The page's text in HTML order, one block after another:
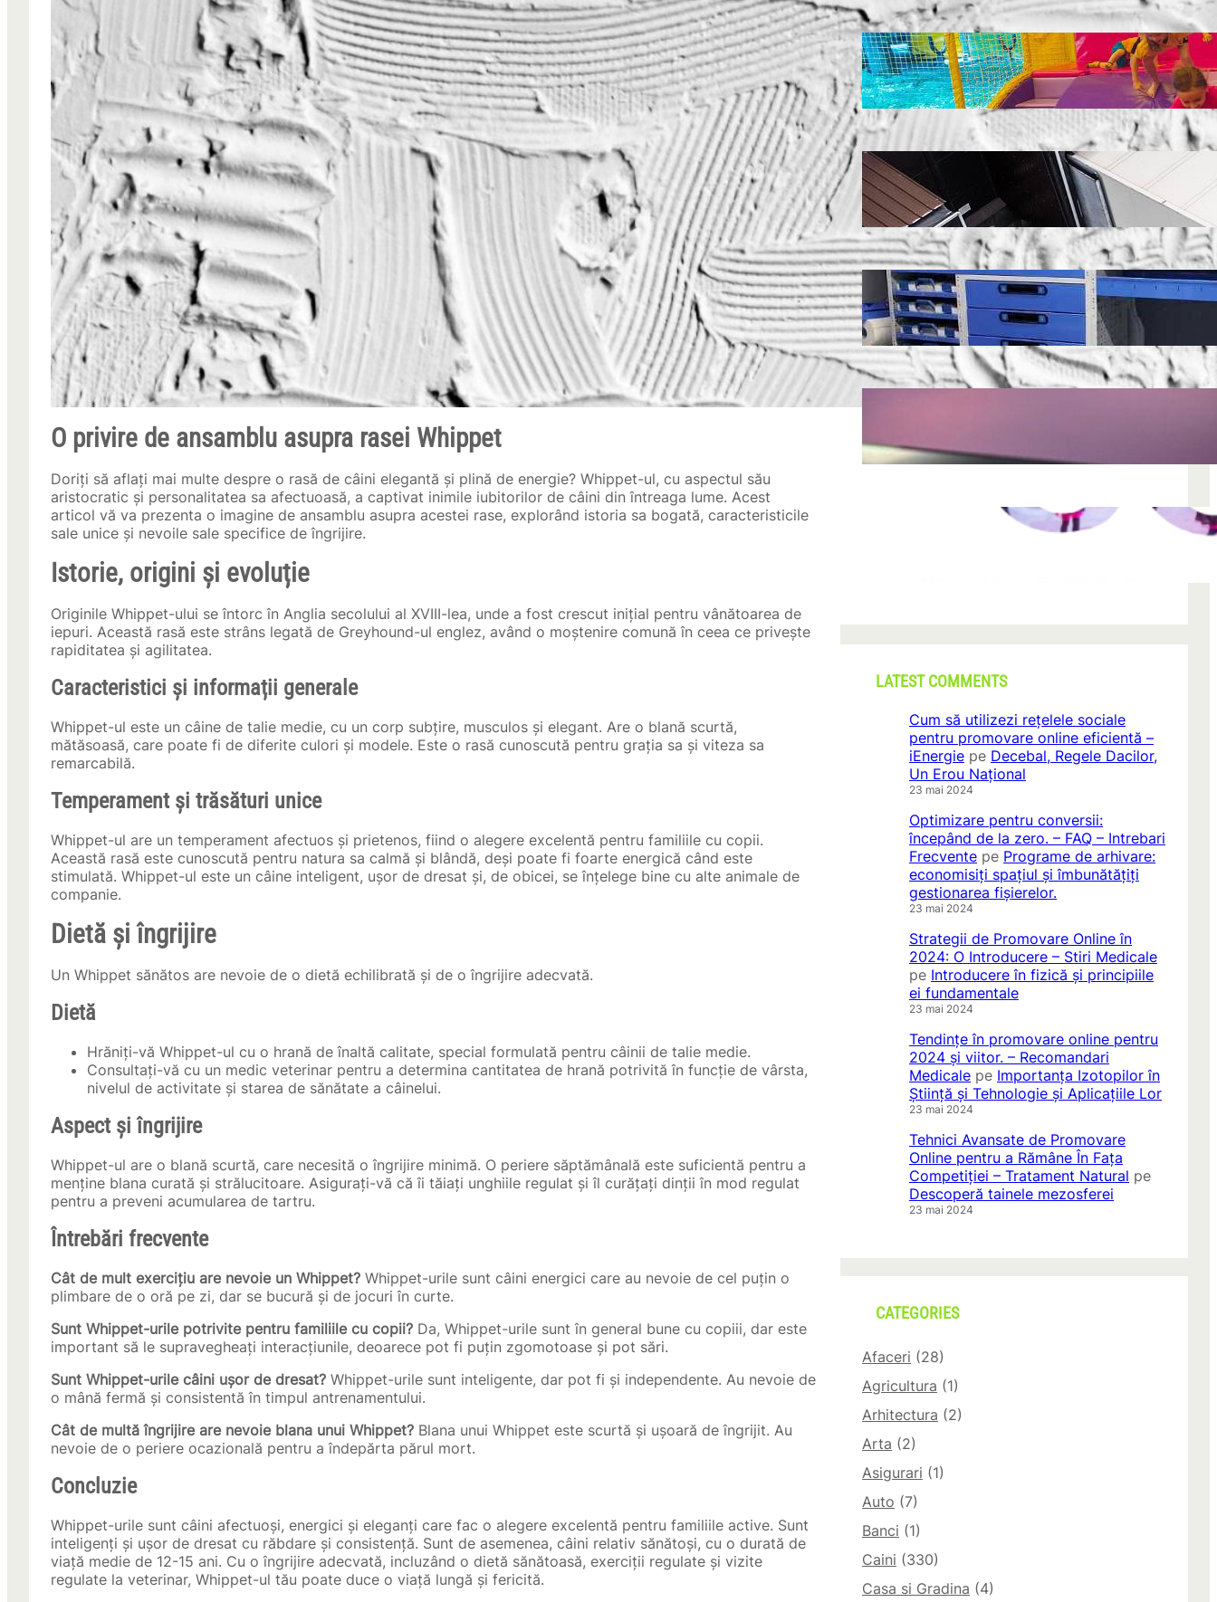
O privire de ansamblu asupra rasei Whippet
Doriți să aflați mai multe despre o rasă de câini elegantă și plină de energie? Whippet-ul, cu aspectul său
aristocratic și personalitatea sa afectuoasă, a captivat inimile iubitorilor de câini din întreaga lume. Acest
articol vă va prezenta o imagine de ansamblu asupra acestei rase, explorând istoria sa bogată, caracteristicile
sale unice și nevoile sale specifice de îngrijire.
Istorie, origini și evoluție
Originile Whippet-ului se întorc în Anglia secolului al XVIII-lea, unde a fost crescut inițial pentru vânătoarea de
iepuri. Această rasă este strâns legată de Greyhound-ul englez, având o moștenire comună în ceea ce privește
rapiditatea și agilitatea.
Caracteristici și informații generale
Whippet-ul este un câine de talie medie, cu un corp subțire, musculos și elegant. Are o blană scurtă,
mătăsoasă, care poate fi de diferite culori și modele. Este o rasă cunoscută pentru grația sa și viteza sa
remarcabilă.
Temperament și trăsături unice
Whippet-ul are un temperament afectuos și prietenos, fiind o alegere excelentă pentru familiile cu copii.
Această rasă este cunoscută pentru natura sa calmă și blândă, deși poate fi foarte energică când este
stimulată. Whippet-ul este un câine inteligent, ușor de dresat și, de obicei, se înțelege bine cu alte animale de
companie.
Dietă și îngrijire
Un Whippet sănătos are nevoie de o dietă echilibrată și de o îngrijire adecvată.
Dietă
Hrăniți-vă Whippet-ul cu o hrană de înaltă calitate, special formulată pentru câinii de talie medie.
Consultați-vă cu un medic veterinar pentru a determina cantitatea de hrană potrivită în funcție de vârsta,
nivelul de activitate și starea de sănătate a câinelui.
Aspect și îngrijire
Whippet-ul are o blană scurtă, care necesită o îngrijire minimă. O periere săptămânală este suficientă pentru a
menține blana curată și strălucitoare. Asigurați-vă că îi tăiați unghiile regulat și îl curățați dinții în mod regulat
pentru a preveni acumularea de tartru.
Întrebări frecvente
Cât de mult exercițiu are nevoie un Whippet? Whippet-urile sunt câini energici care au nevoie de cel puțin o
plimbare de o oră pe zi, dar se bucură și de jocuri în curte.
Sunt Whippet-urile potrivite pentru familiile cu copii? Da, Whippet-urile sunt în general bune cu copiii, dar este
important să le supravegheați interacțiunile, deoarece pot fi puțin zgomotoase și pot sări.
Sunt Whippet-urile câini ușor de dresat? Whippet-urile sunt inteligente, dar pot fi și independente. Au nevoie de
o mână fermă și consistentă în timpul antrenamentului.
Cât de multă îngrijire are nevoie blana unui Whippet? Blana unui Whippet este scurtă și ușoară de îngrijit. Au
nevoie de o periere ocazională pentru a îndepărta părul mort.
Concluzie
Whippet-urile sunt câini afectuoși, energici și eleganți care fac o alegere excelentă pentru familiile active. Sunt
inteligenți și ușor de dresat cu răbdare și consistență. Sunt de asemenea, câini relativ sănătoși, cu o durată de
viață medie de 12-15 ani. Cu o îngrijire adecvată, incluzând o dietă sănătoasă, exerciții regulate și vizite
regulate la veterinar, Whippet-ul tău poate duce o viață lungă și fericită.
LATEST POSTS
Soluții pentru părinții care vor să își vadă
copiii explorând în loc să stea pe
telefoane
iul. 25, 2026
Ce soluție de urmărire GPS este
recomandată pentru transport marfă
iul. 2, 2026
Atelier mobil: cum transformi o dubă
obișnuită într-un spațiu de lucru care
chiar funcționează
iun. 24, 2026
iun. 23, 2026
CONI FEST 2026 – o editie record prin
LATEST COMMENTS
Cum să utilizezi rețelele sociale
pentru promovare online eficientă –
iEnergie pe Decebal, Regele Dacilor,
Un Erou Național
23 mai 2024
Optimizare pentru conversii:
începând de la zero. – FAQ – Intrebari
Frecvente pe Programe de arhivare:
economisiți spațiul și îmbunătățiți
gestionarea fișierelor.
23 mai 2024
Strategii de Promovare Online în
2024: O Introducere – Stiri Medicale
pe Introducere în fizică și principiile
ei fundamentale
23 mai 2024
Tendințe în promovare online pentru
2024 și viitor. – Recomandari
Medicale pe Importanța Izotopilor în
Știință și Tehnologie și Aplicațiile Lor
23 mai 2024
Tehnici Avansate de Promovare
Online pentru a Rămâne În Fața
Competiției – Tratament Natural pe
Descoperă tainele mezosferei
23 mai 2024
CATEGORIES
Afaceri (28)
Agricultura (1)
Arhitectura (2)
Arta (2)
Asigurari (1)
Auto (7)
Banci (1)
Caini (330)
Casa si Gradina (4)